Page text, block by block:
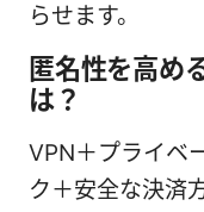
らせます。
匿名性を高め
は？
VPN＋プライベ
ク＋安全な決済